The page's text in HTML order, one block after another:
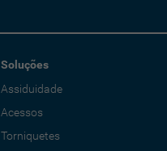
Soluções
Assiduidade
Acessos
Torniquetes